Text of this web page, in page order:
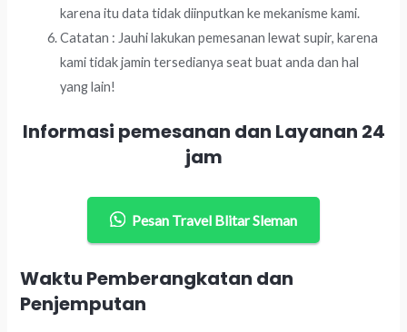
karena itu data tidak diinputkan ke mekanisme kami.
Catatan : Jauhi lakukan pemesanan lewat supir, karena
kami tidak jamin tersedianya seat buat anda dan hal
yang lain!
Informasi pemesanan dan Layanan 24
jam
Pesan Travel Blitar Sleman
Waktu Pemberangkatan dan
Penjemputan